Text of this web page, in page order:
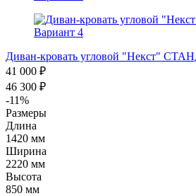
Диван-кровать угловой "Некст"
41 000 ₽
46 300 ₽
-11%
Размеры
Длина
1420 мм
Ширина
2220 мм
Высота
850 мм